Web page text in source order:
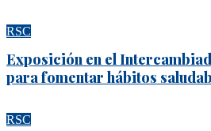
RSC
Exposición en el
para fomentar hábitos
RSC